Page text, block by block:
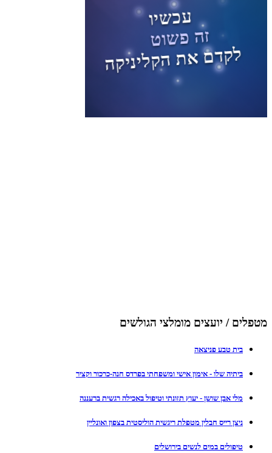
מטפלים / יועצים מומלצי הגולשים
בית טבע פניצאה
ביתיה שלו - אימון אישי ומשפחתי בפרדס חנה-כרכור וקציר
מלי אבן שושן - יעוץ תזונתי וטיפול באכילה רגשית ברעננה
ניצן רייס חבלין מטפלת ריגשית הוליסטית בצפון ואונליין
טיפולים במים לנשים בירושלים